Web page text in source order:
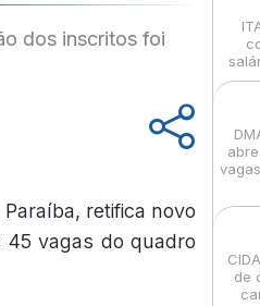
dos inscritos foi
retifica novo
45 vagas do quadro
de